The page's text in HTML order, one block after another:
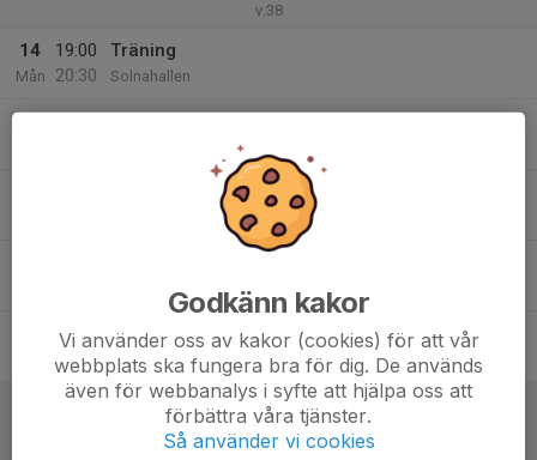
v.38
14
Mån
19:00
20:30
Träning
Solnahallen
Solnahallen
17:00
Match mot Nykvarns IBF
SSL - Svenska Superligan Herrar
Godkänn kakor
Vi använder oss av kakor (cookies) för att vår
webbplats ska fungera bra för dig. De används
även för webbanalys i syfte att hjälpa oss att
förbättra våra tjänster.
Så använder vi cookies